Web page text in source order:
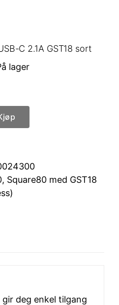
C 2.1A GST18 sort
lager
, Square80 med GST18
gir deg enkel tilgang